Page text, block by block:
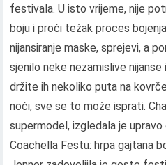
festivala. U isto vrijeme, nije
boju i proći težak proces
nijansiranje maske, sprejevi, a
sjenilo neke nezamislive
držite ih nekoliko puta na
noći, sve se to može isprati.
supermodel, izgledala je
Coachella Festu: hrpa gajtana